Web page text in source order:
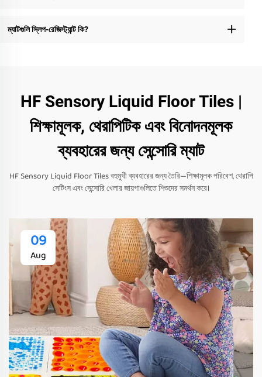
ম্যাটগুলি স্লিপ-রেজিস্ট্যান্ট কি?
HF Sensory Liquid Floor Tiles |
শিক্ষামূলক, থেরাপিটিক এবং বিনোদনমূলক
ব্যবহারের জন্য সেন্সোরি ম্যাট
HF Sensory Liquid Floor Tiles বহুমুখী ব্যবহারের জন্য তৈরি—শিক্ষামূলক পরিবেশ, থেরাপি
সেটিংস এবং সেন্সোরি খেলার জায়গাগুলিতে শিশুদের সমর্থন করে।
09
Aug